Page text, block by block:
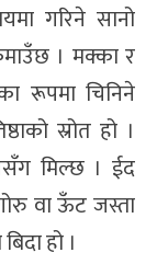
गरिने सानो
। मक्का र
रूपमा चिनिने
स्रोत हो ।
मिल्छ । ईद
वा ऊँट जस्ता
हो ।